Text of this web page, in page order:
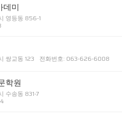
데미
영등동 856-1
쌍교동 123 전화번호: 063-626-6008
학원
수송동 831-7